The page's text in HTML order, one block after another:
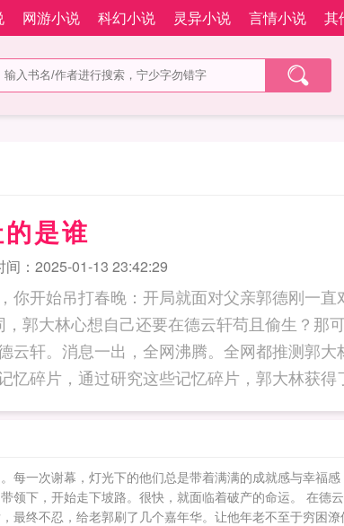
网游小说 科幻小说 灵异小说 言情小说 其
是谁
间：2025-01-13 23:42:29
你开始吊打春晚：开局就面对父亲郭德刚一
郭大林心想自己还要在德云轩苟且偷生？那
云轩。消息一出，全网沸腾。全网都推测郭
忆碎片，通过研究这些记忆碎片，郭大林获
让你退出德云，你开始吊打春晚
每一次谢幕，灯光下的他们总是带着满满的成就感与幸福
领下，开始走下坡路。很快，就面临着破产的命运。 在德
最终不忍，给老郭刷了几个嘉年华。让他年老不至于穷困